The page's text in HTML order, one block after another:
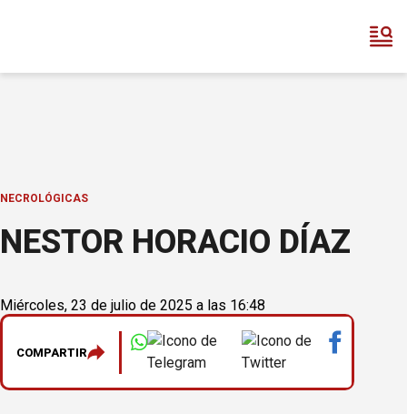
NECROLÓGICAS
NESTOR HORACIO DÍAZ
Miércoles, 23 de julio de 2025 a las 16:48
COMPARTIR